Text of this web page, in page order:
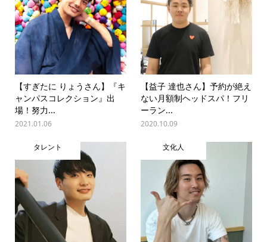
【すぎたに りょうさん】『キ
ャンパスコレクション』出
場！努力...
2021.01.06
【益子 達也さん】予約が絶え
ない月額制ヘッドスパ！フリ
ーラン...
2020.10.09
タレント 文化人